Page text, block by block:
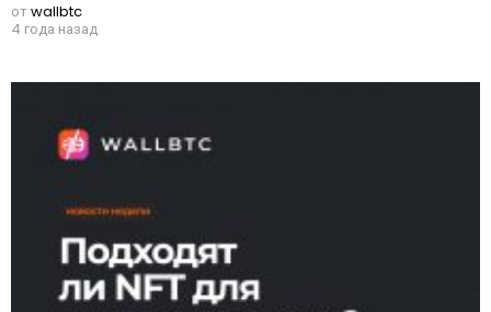
отwallbtc
4 года назад